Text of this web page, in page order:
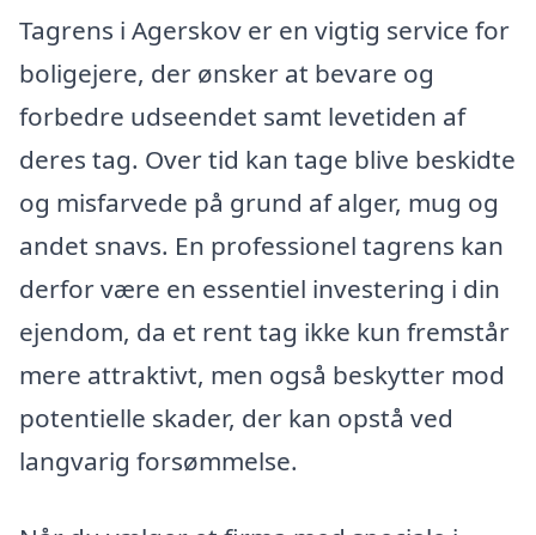
Tagrens i Agerskov er en vigtig service for
boligejere, der ønsker at bevare og
forbedre udseendet samt levetiden af
deres tag. Over tid kan tage blive beskidte
og misfarvede på grund af alger, mug og
andet snavs. En professionel tagrens kan
derfor være en essentiel investering i din
ejendom, da et rent tag ikke kun fremstår
mere attraktivt, men også beskytter mod
potentielle skader, der kan opstå ved
langvarig forsømmelse.